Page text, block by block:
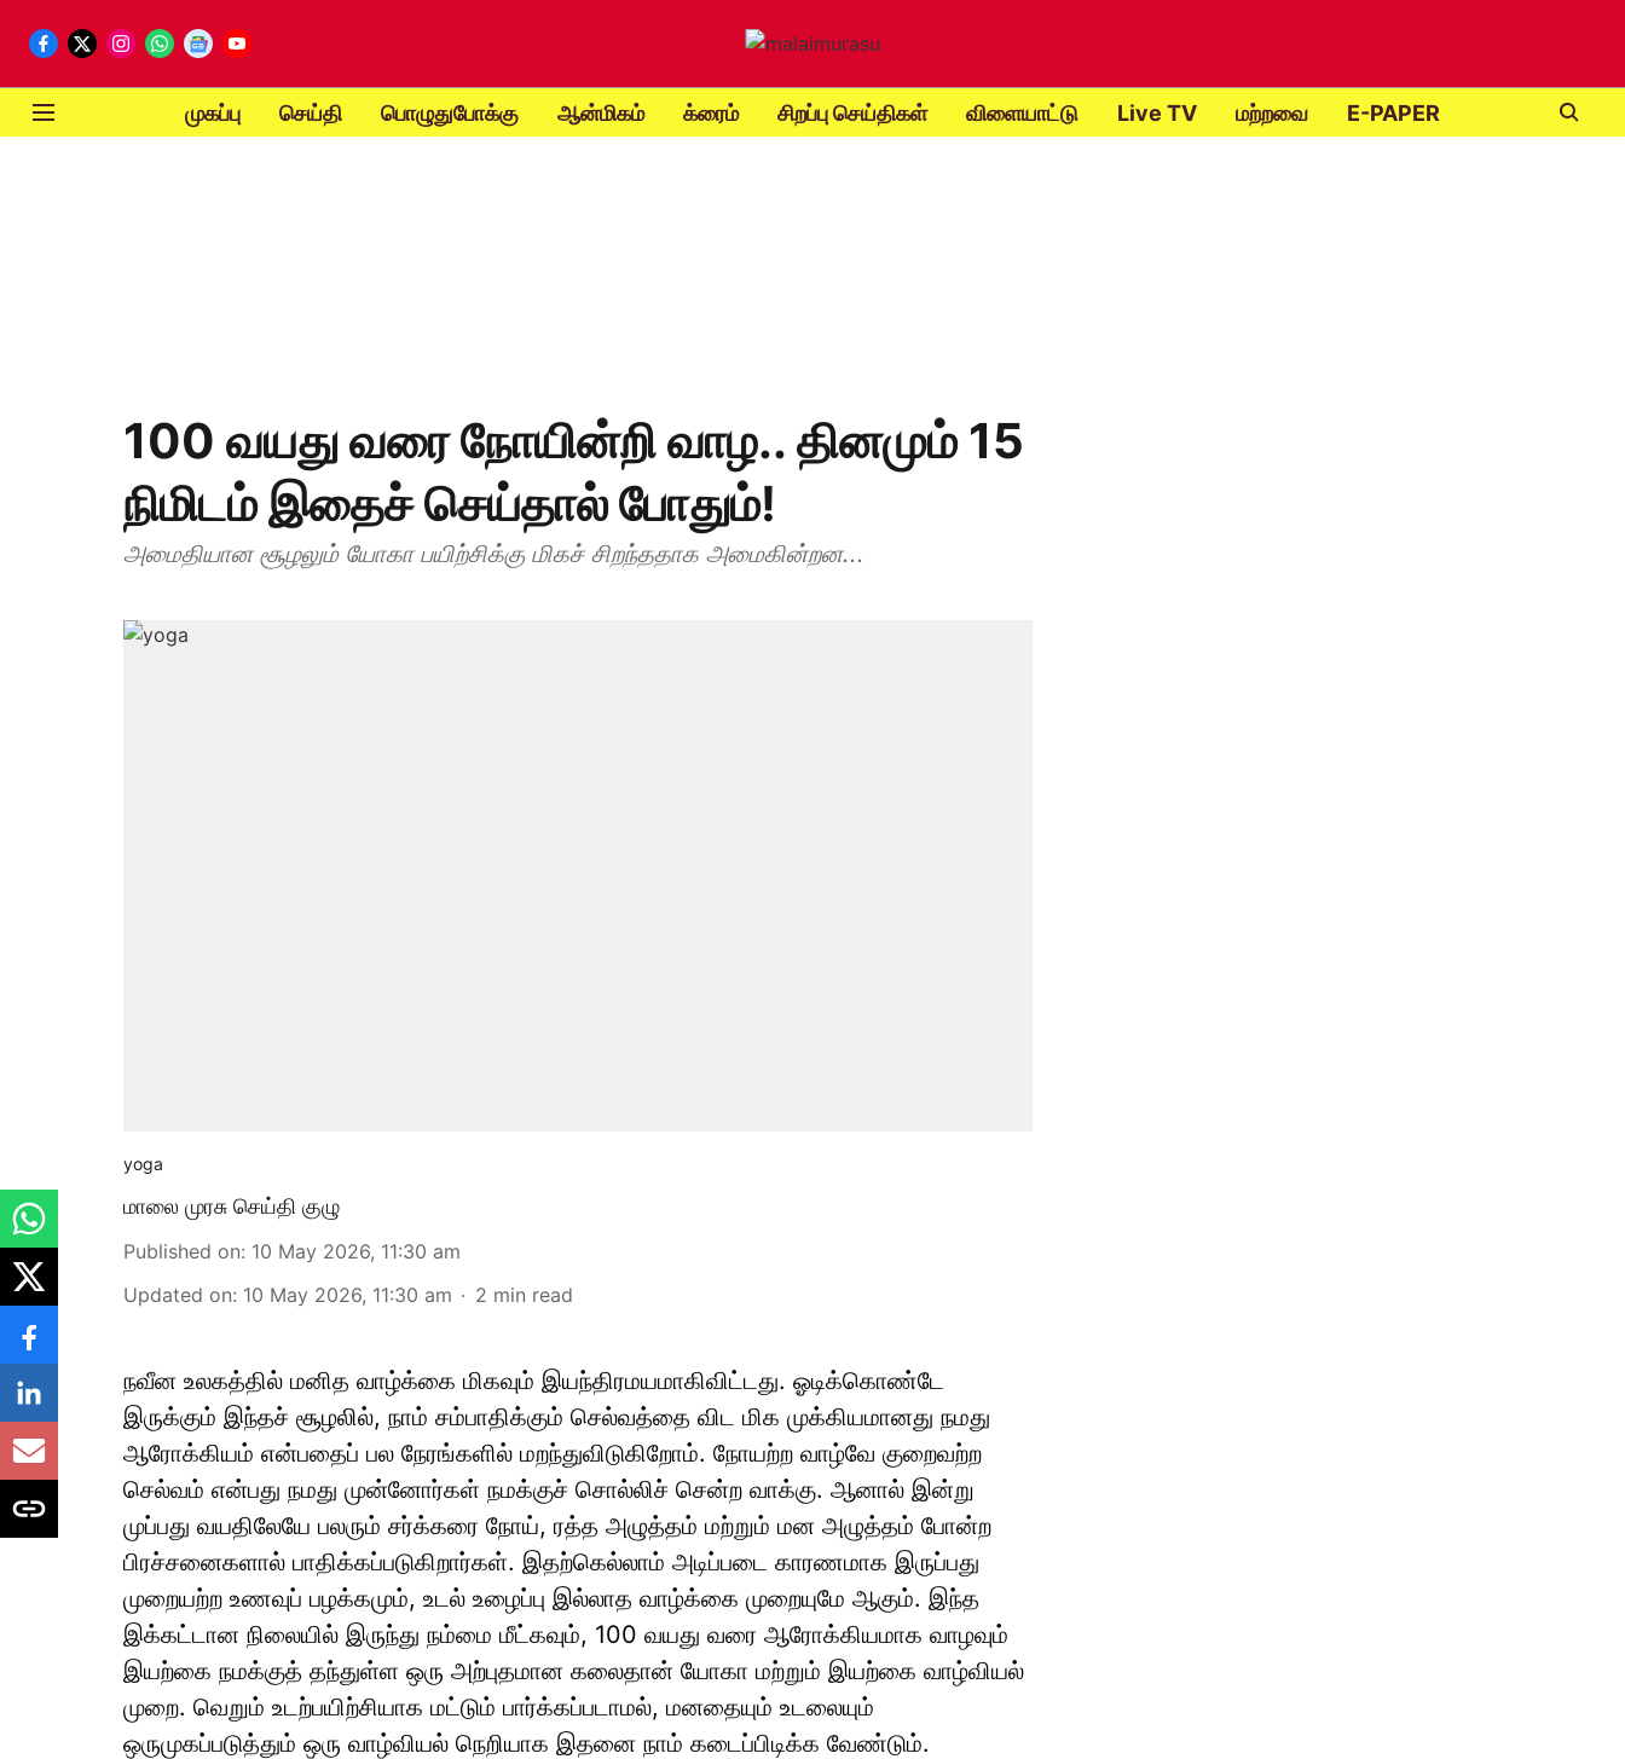
முகப்பு செய்தி பொழுதுபோக்கு ஆன்மிகம் க்ரைம் சிறப்பு செய்திகள் விளையாட்டு Live TV மற்றவை E-PAPER
100 வயது வரை நோயின்றி வாழ.. தினமும் 15
நிமிடம் இதைச் செய்தால் போதும்!
அமைதியான சூழலும் யோகா பயிற்சிக்கு மிகச் சிறந்ததாக அமைகின்றன...
yoga
மாலை முரசு செய்தி குழு
Published on: 10 May 2026, 11:30 am
Updated on: 10 May 2026, 11:30 am 2 min read
நவீன உலகத்தில் மனித வாழ்க்கை மிகவும் இயந்திரமயமாகிவிட்டது. ஓடிக்கொண்டே
இருக்கும் இந்தச் சூழலில், நாம் சம்பாதிக்கும் செல்வத்தை விட மிக முக்கியமானது நமது
ஆரோக்கியம் என்பதைப் பல நேரங்களில் மறந்துவிடுகிறோம். நோயற்ற வாழ்வே குறைவற்ற
செல்வம் என்பது நமது முன்னோர்கள் நமக்குச் சொல்லிச் சென்ற வாக்கு. ஆனால் இன்று
முப்பது வயதிலேயே பலரும் சர்க்கரை நோய், ரத்த அழுத்தம் மற்றும் மன அழுத்தம் போன்ற
பிரச்சனைகளால் பாதிக்கப்படுகிறார்கள். இதற்கெல்லாம் அடிப்படை காரணமாக இருப்பது
முறையற்ற உணவுப் பழக்கமும், உடல் உழைப்பு இல்லாத வாழ்க்கை முறையுமே ஆகும். இந்த
இக்கட்டான நிலையில் இருந்து நம்மை மீட்கவும், 100 வயது வரை ஆரோக்கியமாக வாழவும்
இயற்கை நமக்குத் தந்துள்ள ஒரு அற்புதமான கலைதான் யோகா மற்றும் இயற்கை வாழ்வியல்
முறை. வெறும் உடற்பயிற்சியாக மட்டும் பார்க்கப்படாமல், மனதையும் உடலையும்
ஒருமுகப்படுத்தும் ஒரு வாழ்வியல் நெறியாக இதனை நாம் கடைப்பிடிக்க வேண்டும்.